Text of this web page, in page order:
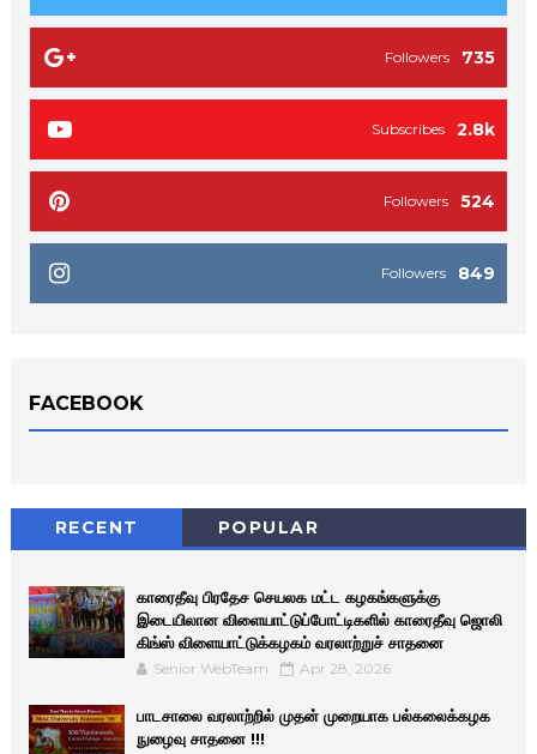
735
Followers
2.8k
Subscribes
524
Followers
849
Followers
FACEBOOK
RECENT POPULAR
காரைதீவு பிரதேச செயலக மட்ட கழகங்களுக்கு
இடையிலான விளையாட்டுப்போட்டிகளில் காரைதீவு ஜொலி
கிங்ஸ் விளையாட்டுக்கழகம் வரலாற்றுச் சாதனை
Senior WebTeam Apr 28, 2026
பாடசாலை வரலாற்றில் முதன் முறையாக பல்கலைக்கழக
நுழைவு சாதனை !!!